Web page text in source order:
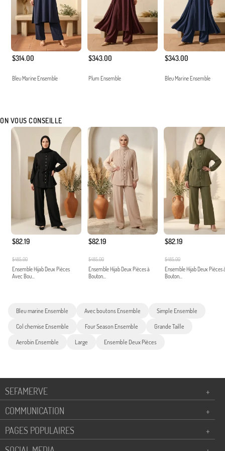
$314.00
Bleu Marine Ensemble
$343.00
Plum Ensemble
$343.00
Bleu Marine Ensemble
ON VOUS CONSEILLE
$82.19
$485.00
Ensemble Hijab Deux Pièces
Avec Bou...
$82.19
$485.00
Ensemble Hijab Deux Pièces à
Bouton...
$82.19
$485.00
Ensemble Hijab Deux Pièces
Bouton...
Bleu marine Ensemble Avec boutons Ensemble Simple Ensemble
Col chemise Ensemble Four Season Ensemble Grande Taille
Aerobin Ensemble Large Ensemble Deux Pièces
SEFAMERVE
+
COMMUNICATION
+
PAGES POPULAIRES
+